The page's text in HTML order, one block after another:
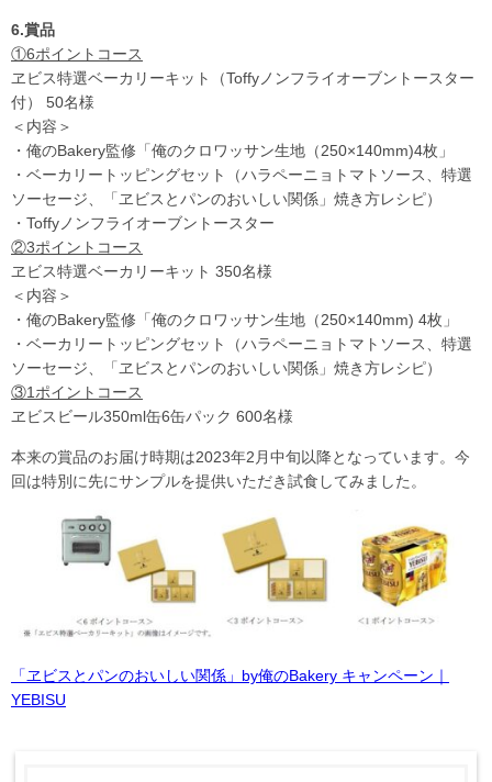
6.賞品
①6ポイントコース
ヱビス特選ベーカリーキット（Toffyノンフライオーブントースター
付） 50名様
＜内容＞
・俺のBakery監修「俺のクロワッサン生地（250×140mm)4枚」
・ベーカリートッピングセット（ハラペーニョトマトソース、特選
ソーセージ、「ヱビスとパンのおいしい関係」焼き方レシピ）
・Toffyノンフライオーブントースター
②3ポイントコース
ヱビス特選ベーカリーキット 350名様
＜内容＞
・俺のBakery監修「俺のクロワッサン生地（250×140mm) 4枚」
・ベーカリートッピングセット（ハラペーニョトマトソース、特選
ソーセージ、「ヱビスとパンのおいしい関係」焼き方レシピ）
③1ポイントコース
ヱビスビール350ml缶6缶パック 600名様
本来の賞品のお届け時期は2023年2月中旬以降となっています。今
回は特別に先にサンプルを提供いただき試食してみました。
「ヱビスとパンのおいしい関係」by俺のBakery キャンペーン｜
YEBISU